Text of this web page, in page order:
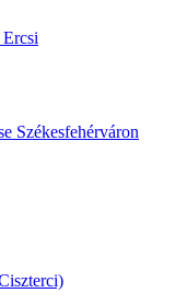
Ercsi
Székesfehérváron